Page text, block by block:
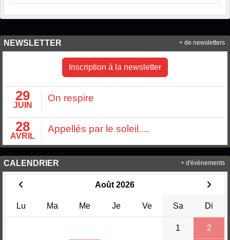
NEWSLETTER
Inscription à la newsletter
29
JUIN
On respire
28
AVRIL
Appellés par le soleil....
+ de newsletters
CALENDRIER
Août 2026
Lu Ma Me Je Ve Sa Di
1 2
+ d'évènements